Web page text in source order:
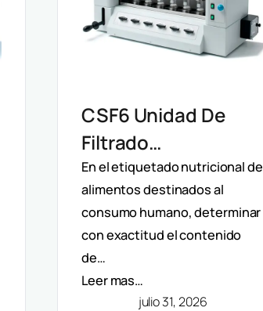
CSF6 Unidad De
Filtrado
Automatizada Velp:
Determinación De
Fibra Dietética
(AOAC)
En el etiquetado nutricional de
alimentos destinados al
consumo humano, determinar
con exactitud el contenido
de…
Leer mas…
julio 31, 2026